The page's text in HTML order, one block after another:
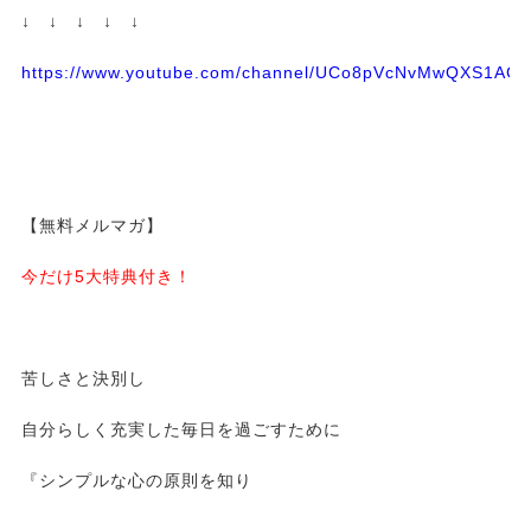
↓ ↓ ↓ ↓ ↓
https://www.youtube.com/channel/
【無料メルマガ】
今だけ5大特典付き！
苦しさと決別し
自分らしく充実した毎日を過ごすために
『シンプルな心の原則を知り